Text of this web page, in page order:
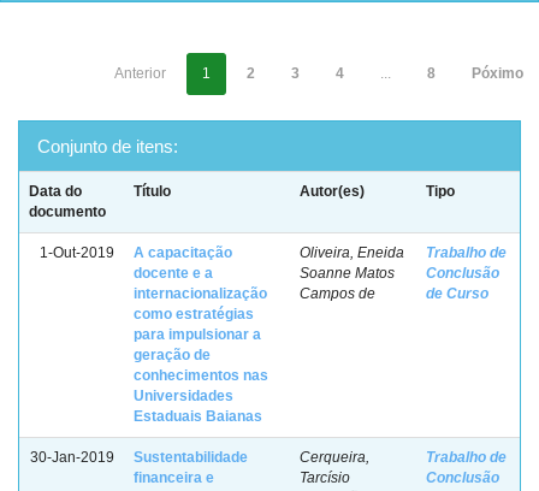
Anterior 1 2 3 4 ... 8 Póximo
Conjunto de itens:
Data do
documento
Título Autor(es) Tipo
1-Out-2019
A capacitação
docente e a
internacionalização
como estratégias
para impulsionar a
geração de
conhecimentos nas
Universidades
Estaduais Baianas
Oliveira, Eneida
Soanne Matos
Campos de
Trabalho de
Conclusão
de Curso
30-Jan-2019
Sustentabilidade
financeira e
Cerqueira,
Tarcísio
Trabalho de
Conclusão